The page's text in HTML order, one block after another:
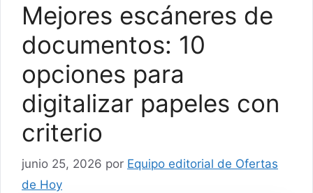
Mejores escáneres de
documentos: 10
opciones para
digitalizar papeles con
criterio
junio 25, 2026 por Equipo editorial de Ofertas
de Hoy